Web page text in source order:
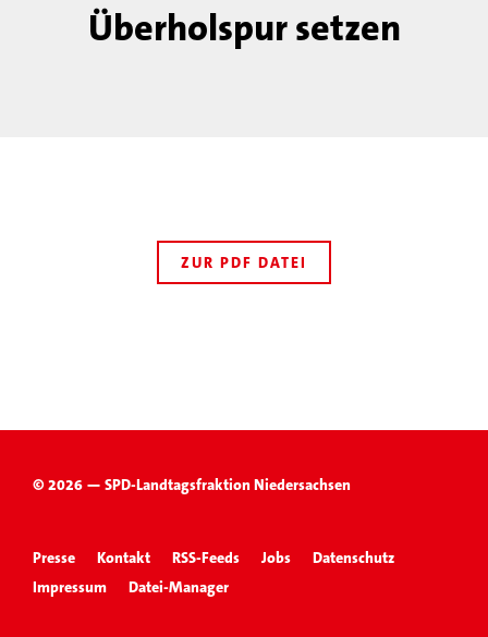
Überholspur setzen
ZUR PDF DATEI
© 2026 — SPD-Landtagsfraktion Niedersachsen
Presse Kontakt RSS-Feeds Jobs
Datenschutz
Impressum
Datei-Manager